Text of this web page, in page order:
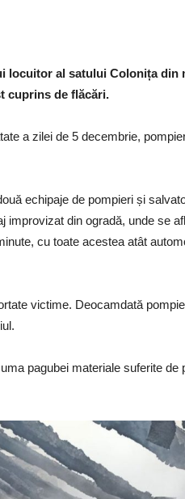
locuitor al satului Colonița din
cuprins de flăcări.
a zilei de 5 decembrie,
echipaje de pompieri și
improvizat din ogradă, unde se
cu toate acestea atât
victime. Deocamdată
pagubei materiale suferite